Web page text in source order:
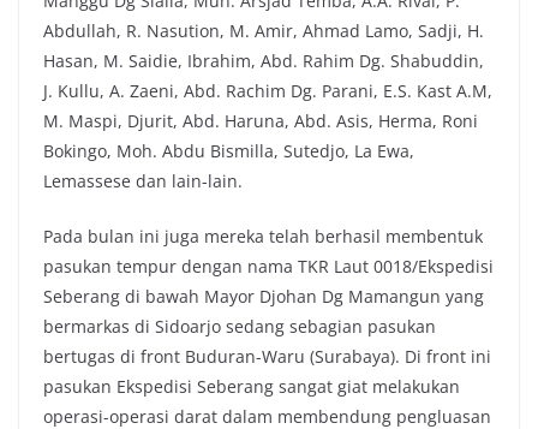
Abdullah, R. Nasution, M. Amir, Ahmad Lamo, Sadji, H.
Hasan, M. Saidie, Ibrahim, Abd. Rahim Dg. Shabuddin,
J. Kullu, A. Zaeni, Abd. Rachim Dg. Parani, E.S. Kast A.M,
M. Maspi, Djurit, Abd. Haruna, Abd. Asis, Herma, Roni
Bokingo, Moh. Abdu Bismilla, Sutedjo, La Ewa,
Lemassese dan lain-lain.
Pada bulan ini juga mereka telah berhasil membentuk
pasukan tempur dengan nama TKR Laut 0018/Ekspedisi
Seberang di bawah Mayor Djohan Dg Mamangun yang
bermarkas di Sidoarjo sedang sebagian pasukan
bertugas di front Buduran-Waru (Surabaya). Di front ini
pasukan Ekspedisi Seberang sangat giat melakukan
operasi-operasi darat dalam membendung pengluasan